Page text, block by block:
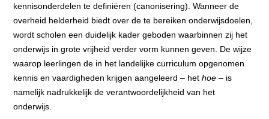
kennisonderdelen te definiëren (canonisering). Wanneer de
overheid helderheid biedt over de te bereiken onderwijsdoelen,
wordt scholen een duidelijk kader geboden waarbinnen zij het
onderwijs in grote vrijheid verder vorm kunnen geven. De wijze
waarop leerlingen de in het landelijke curriculum opgenomen
kennis en vaardigheden krijgen aangeleerd – hethoe – is
namelijk nadrukkelijk de verantwoordelijkheid van het
onderwijs.